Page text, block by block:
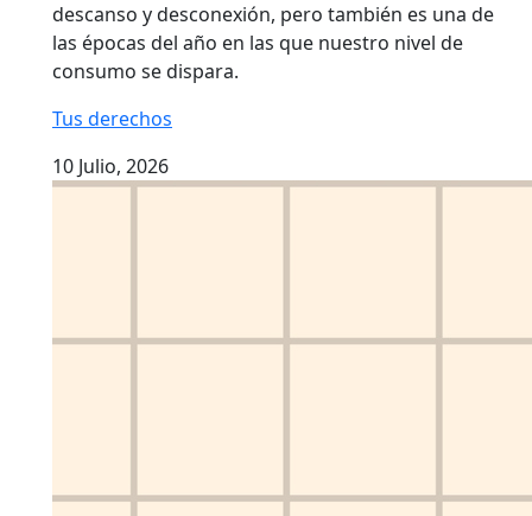
descanso y desconexión, pero también es una de
las épocas del año en las que nuestro nivel de
consumo se dispara.
Tus derechos
10 Julio, 2026